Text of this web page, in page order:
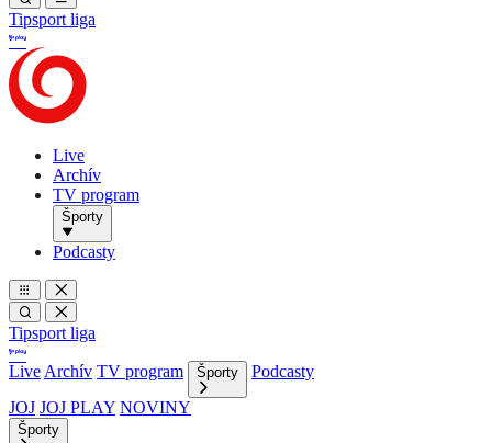
Tipsport liga
Live
Archív
TV program
Športy
Podcasty
Tipsport liga
Live Archív TV program Športy
Podcasty
JOJ JOJ PLAY NOVINY
Športy